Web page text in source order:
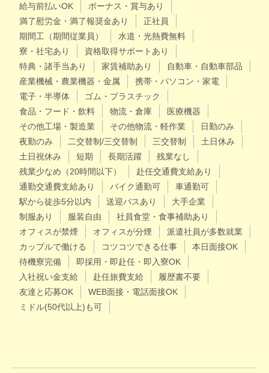
給与前払いOK
ボーナス・賞与あり
満了慰労金・満了報奨金あり
正社員
期間工（期間従業員）
水道・光熱費無料
寮・社宅あり
資格取得サポートあり
特典・諸手当あり
家賃補助あり
自動車・自動車部品
産業機械・農業機器・金属
携帯・パソコン・家電
電子・半導体
ゴム・プラスチック
食品・フード・飲料
物流・倉庫
医療機器
その他工場・製造業
その他物流・軽作業
日勤のみ
夜勤のみ
二交替制/三交替制 三交替制
土日休み
土日祝休み
短期 長期活躍
残業なし
残業少なめ（20時間以下）
赴任交通費支給あり
通勤交通費支給あり
バイク通勤可
車通勤可
駅から徒歩5分以内
送迎バスあり
大手企業
制服あり
服装自由
社員食堂・食事補助あり
オフィスが禁煙
オフィスが分煙
派遣社員が多数就業
カップルで働ける
コツコツできる仕事
本日面接OK
待機寮完備
即採用・即赴任・即入寮OK
入社祝い金支給
赴任旅費支給
履歴書不要
友達と応募OK
WEB面接・電話面接OK
ミドル(50代以上)も可